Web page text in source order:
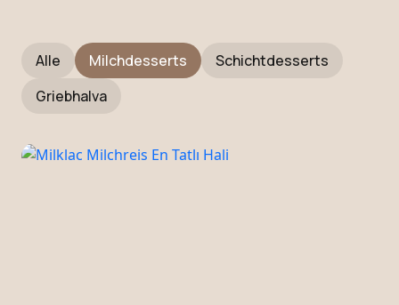
Alle Milchdesserts
Schichtdesserts
Griebhalva